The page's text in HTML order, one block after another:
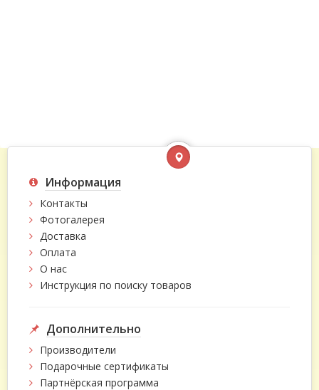
Информация
Контакты
Фотогалерея
Доставка
Оплата
О нас
Инструкция по поиску товаров
Дополнительно
Производители
Подарочные сертификаты
Партнёрская программа